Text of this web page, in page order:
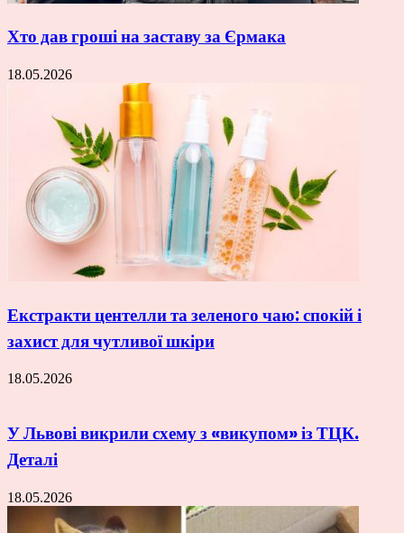
Хто дав гроші на заставу за Єрмака
18.05.2026
Екстракти центелли та зеленого чаю: спокій і
захист для чутливої шкіри
18.05.2026
У Львові викрили схему з «викупом» із ТЦК.
Деталі
18.05.2026